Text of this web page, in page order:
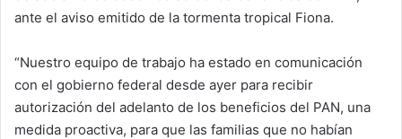
ante el aviso emitido de la tormenta tropical Fiona.
“Nuestro equipo de trabajo ha estado en comunicación
con el gobierno federal desde ayer para recibir
autorización del adelanto de los beneficios del PAN, una
medida proactiva, para que las familias que no habían